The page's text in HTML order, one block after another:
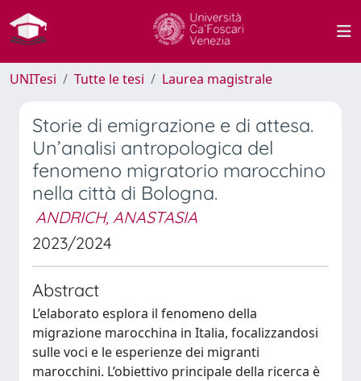
UNITesi Tutte le tesi Laurea magistrale
Storie di emigrazione e di attesa.
Un’analisi antropologica del
fenomeno migratorio marocchino
nella città di Bologna.
ANDRICH, ANASTASIA
2023/2024
Abstract
L’elaborato esplora il fenomeno della
migrazione marocchina in Italia, focalizzandosi
sulle voci e le esperienze dei migranti
marocchini. L’obiettivo principale della ricerca è